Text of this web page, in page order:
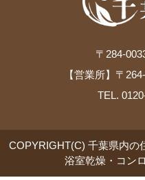
〒284-
【営業所】〒
TEL.
COPYRIGHT(C) 千葉県内
浴室乾燥・コン